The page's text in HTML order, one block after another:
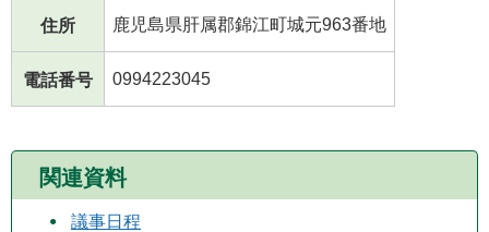
住所 鹿児島県肝属郡錦江町城元963番地
電話番号 0994223045
関連資料
議事日程